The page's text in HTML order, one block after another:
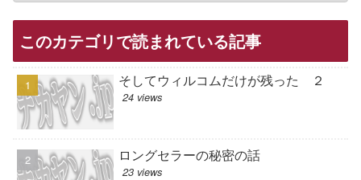
このカテゴリで読まれている記事
そしてウィルコムだけが残った ２
24 views
ロングセラーの秘密の話
23 views